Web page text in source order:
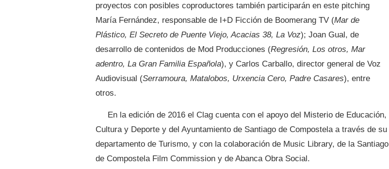
proyectos con posibles coproductores también participarán en este pitching
María Fernández, responsable de I+D Ficción de Boomerang TV (Mar de
Plástico, El Secreto de Puente Viejo, Acacias 38, La Voz); Joan Gual, de
desarrollo de contenidos de Mod Producciones (Regresión, Los otros, Mar
adentro, La Gran Familia Española), y Carlos Carballo, director general de Voz
Audiovisual (Serramoura, Matalobos, Urxencia Cero, Padre Casares), entre
otros.
En la edición de 2016 el Clag cuenta con el apoyo del Misterio de Educación,
Cultura y Deporte y del Ayuntamiento de Santiago de Compostela a través de su
departamento de Turismo, y con la colaboración de Music Library, de la Santiago
de Compostela Film Commission y de Abanca Obra Social.